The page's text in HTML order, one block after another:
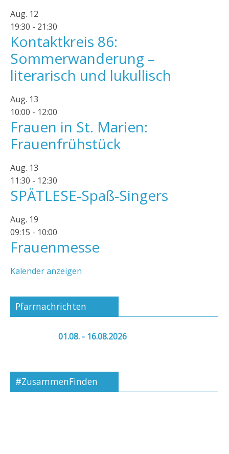
Aug. 12
19:30 - 21:30
Kontaktkreis 86:
Sommerwanderung –
literarisch und lukullisch
Aug. 13
10:00 - 12:00
Frauen in St. Marien:
Frauenfrühstück
Aug. 13
11:30 - 12:30
SPÄTLESE-Spaß-Singers
Aug. 19
09:15 - 10:00
Frauenmesse
Kalender anzeigen
Pfarrnachrichten
01.08. - 16.08.2026
#ZusammenFinden